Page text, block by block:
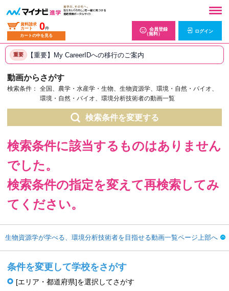
資料請求
カート
0件
カートの中を見る
会員登録
（無料）
ログイン
重要 【重要】My CareerIDへの移行のご案内
動画からさがす
検索条件：
全国、農学・水産学・生物、生物資源学、環境・自然・バイオ、
環境・自然・バイオ、環境分析技術者の動画一覧
検索条件を変更する
検索条件に該当するものはありません
でした。
検索条件の指定を変えて再検索してみ
てください。
生物資源学が学べる、環境分析技術者を目指せる動画一覧ページ上部へ
条件を変更して学校をさがす
[エリア・都道府県]を選択してさがす